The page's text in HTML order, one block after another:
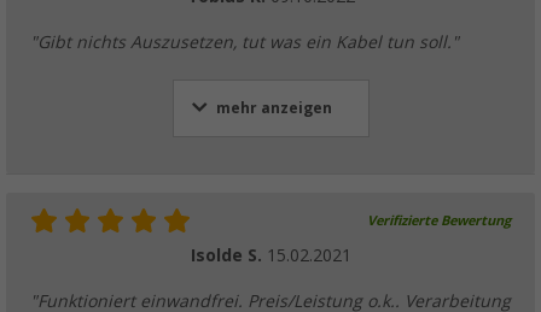
"Gibt nichts Auszusetzen, tut was ein Kabel tun soll."
mehr anzeigen
Verifizierte Bewertung
Isolde S. 15.02.2021
"Funktioniert einwandfrei. Preis/Leistung o.k.. Verarbeitung